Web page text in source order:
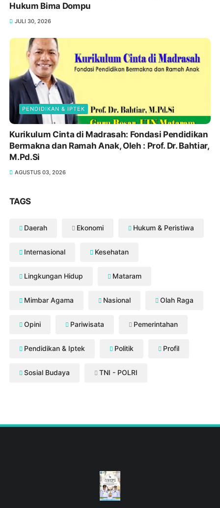
Hukum Bima Dompu
JULI 30, 2026
PENDIDIKAN & IPTEK
Kurikulum Cinta di Madrasah: Fondasi Pendidikan
Bermakna dan Ramah Anak, Oleh : Prof. Dr. Bahtiar,
M.Pd.Si
AGUSTUS 03, 2026
TAGS
Daerah Ekonomi Hukum & Peristiwa
Internasional Kesehatan
Lingkungan Hidup Mataram
Mimbar Agama Nasional Olah Raga
Opini Pariwisata Pemerintahan
Pendidikan & Iptek Politik Profil
Sosial Budaya TNI - POLRI